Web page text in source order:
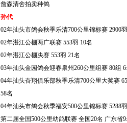
詹森清舍拍卖种鸽
孙代
02年汕头市鸽会秋季乐清700公里锦标赛 2900
02年湛江公棚两广联赛 553羽 10名
02年湛江公棚决赛 553羽 21名
03年汕头金园鸽会迎春泉州260公里组赛 80组
04年汕头奋翔俱乐部秋季乐清700公里大奖赛
58名
04年汕头市鸽会秋季福安500公里锦标赛 5288
第二届全国500公里幼鸽联赛 全国20名 广东省